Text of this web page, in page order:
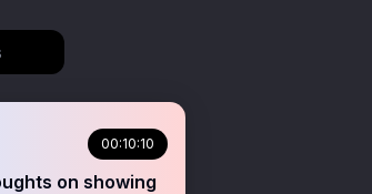
00:10:10
on showing